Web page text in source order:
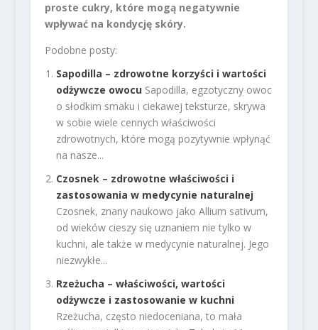
proste cukry, które mogą negatywnie
wpływać na kondycję skóry.
Podobne posty:
Sapodilla – zdrowotne korzyści i wartości
odżywcze owocu Sapodilla, egzotyczny owoc
o słodkim smaku i ciekawej teksturze, skrywa
w sobie wiele cennych właściwości
zdrowotnych, które mogą pozytywnie wpłynąć
na nasze...
Czosnek – zdrowotne właściwości i
zastosowania w medycynie naturalnej
Czosnek, znany naukowo jako Allium sativum,
od wieków cieszy się uznaniem nie tylko w
kuchni, ale także w medycynie naturalnej. Jego
niezwykłe...
Rzeżucha – właściwości, wartości
odżywcze i zastosowanie w kuchni
Rzeżucha, często niedoceniana, to mała